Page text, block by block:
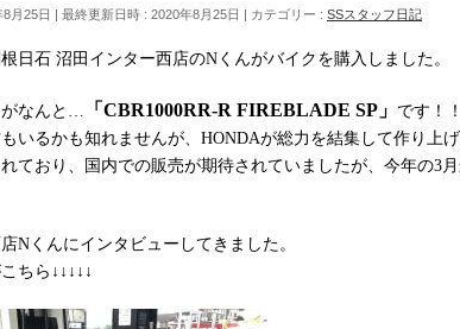
月25日 最終更新日時 : 2020年8月25日 カテゴリー : SSスタッフ日記
日石 沼田インター西店のNくんがバイクを購入しました。
がなんと… 「CBR1000RR-R FIREBLADE SP」 です！！
いるかも知れませんが、HONDAが総力を結集して作り上
ており、国内での販売が期待されていましたが、今年の3
Nくんにインタビューしてきました。
ちら↓↓↓↓↓